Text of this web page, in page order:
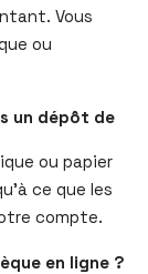
Vous
ou
un dépôt de
ou papier
ce que les
compte.
en ligne ?